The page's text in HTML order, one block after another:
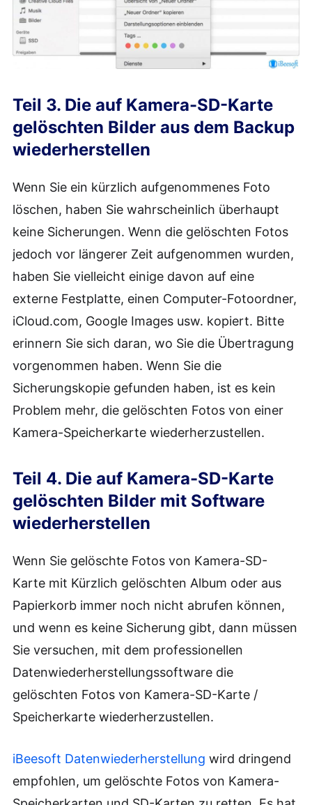
Teil 3. Die auf Kamera-SD-Karte
gelöschten Bilder aus dem Backup
wiederherstellen
Wenn Sie ein kürzlich aufgenommenes Foto
löschen, haben Sie wahrscheinlich überhaupt
keine Sicherungen. Wenn die gelöschten Fotos
jedoch vor längerer Zeit aufgenommen wurden,
haben Sie vielleicht einige davon auf eine
externe Festplatte, einen Computer-Fotoordner,
iCloud.com, Google Images usw. kopiert. Bitte
erinnern Sie sich daran, wo Sie die Übertragung
vorgenommen haben. Wenn Sie die
Sicherungskopie gefunden haben, ist es kein
Problem mehr, die gelöschten Fotos von einer
Kamera-Speicherkarte wiederherzustellen.
Teil 4. Die auf Kamera-SD-Karte
gelöschten Bilder mit Software
wiederherstellen
Wenn Sie gelöschte Fotos von Kamera-SD-
Karte mit Kürzlich gelöschten Album oder aus
Papierkorb immer noch nicht abrufen können,
und wenn es keine Sicherung gibt, dann müssen
Sie versuchen, mit dem professionellen
Datenwiederherstellungssoftware die
gelöschten Fotos von Kamera-SD-Karte /
Speicherkarte wiederherzustellen.
iBeesoft Datenwiederherstellung wird dringend
empfohlen, um gelöschte Fotos von Kamera-